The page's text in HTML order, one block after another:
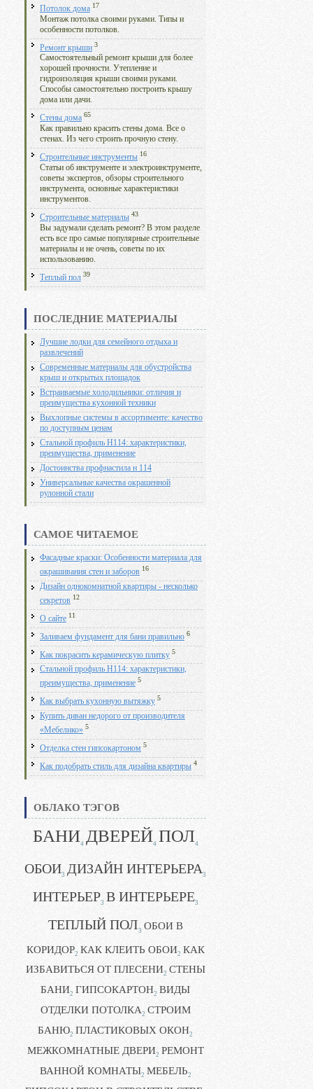
Потолок дома 17
Монтаж потолка своими руками. Типы и
особенности потолков.
Ремонт крыши 3
Самостоятельный ремонт крыши для более
хорошей прочности. Утепление и
гидроизоляция крыши своими руками.
Способы самостоятельно построить крышу
дома или дачи.
Стены дома 65
Как правильно красить стены дома. Все о
стенах. Из чего строить прочную стену.
Строительные инструменты 16
Статьи об инструменте и электроинструменте,
советы экспертов, обзоры строительного
инструмента, основные характеристики
инструментов.
Строительные материалы 43
Вы задумали сделать ремонт? В этом разделе
есть все про самые популярные строительные
материалы и не очень, советы по их
использованию.
Теплый пол 39
ПОСЛЕДНИЕ МАТЕРИАЛЫ
Лучшие лодки для семейного отдыха и
развлечений
Современные материалы для обустройства
крыш и открытых площадок
Встраиваемые холодильники: отличия и
преимущества кухонной техники
Выхлопные системы в ассортименте: качество
по доступным ценам
Стальной профиль Н114: характеристики,
преимущества, применение
Достоинства профнастила н 114
Универсальные качества окрашенной
рулонной стали
САМОЕ ЧИТАЕМОЕ
Фасадные краски: Особенности материала для
окрашивания стен и заборов 16
Дизайн однокомнатной квартиры - несколько
секретов 12
О сайте 11
Заливаем фундамент для бани правильно 6
Как покрасить керамическую плитку 5
Стальной профиль Н114: характеристики,
преимущества, применение 5
Как выбрать кухонную вытяжку 5
Купить диван недорого от производителя
«Мебелико» 5
Отделка стен гипсокартоном 5
Как подобрать стиль для дизайна квартиры 4
ОБЛАКО ТЭГОВ
БАНИ4 ДВЕРЕЙ4 ПОЛ4
ОБОИ3 ДИЗАЙН ИНТЕРЬЕРА3
ИНТЕРЬЕР3 В ИНТЕРЬЕРЕ3
ТЕПЛЫЙ ПОЛ3 ОБОИ В
КОРИДОР2 КАК КЛЕИТЬ ОБОИ2 КАК
ИЗБАВИТЬСЯ ОТ ПЛЕСЕНИ2 СТЕНЫ
БАНИ2 ГИПСОКАРТОН2 ВИДЫ
ОТДЕЛКИ ПОТОЛКА2 СТРОИМ
БАНЮ2 ПЛАСТИКОВЫХ ОКОН2
МЕЖКОМНАТНЫЕ ДВЕРИ2 РЕМОНТ
ВАННОЙ КОМНАТЫ2 МЕБЕЛЬ2